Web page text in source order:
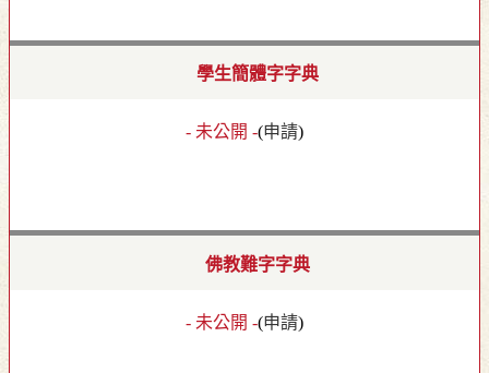
學生簡體字字典
- 未公開 -(申請)
佛教難字字典
- 未公開 -(申請)